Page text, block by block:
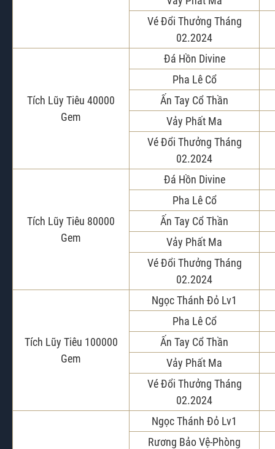
Vé Đổi Thưởng Tháng
02.2024
Tích Lũy Tiêu 40000
Gem
Đá Hồn Divine
Pha Lê Cổ
Ấn Tay Cổ Thần
Vảy Phất Ma
Vé Đổi Thưởng Tháng
02.2024
Tích Lũy Tiêu 80000
Gem
Đá Hồn Divine
Pha Lê Cổ
Ấn Tay Cổ Thần
Vảy Phất Ma
Vé Đổi Thưởng Tháng
02.2024
Tích Lũy Tiêu 100000
Gem
Ngọc Thánh Đỏ Lv1
Pha Lê Cổ
Ấn Tay Cổ Thần
Vảy Phất Ma
Vé Đổi Thưởng Tháng
02.2024
Ngọc Thánh Đỏ Lv1
Rương Bảo Vệ-Phòng